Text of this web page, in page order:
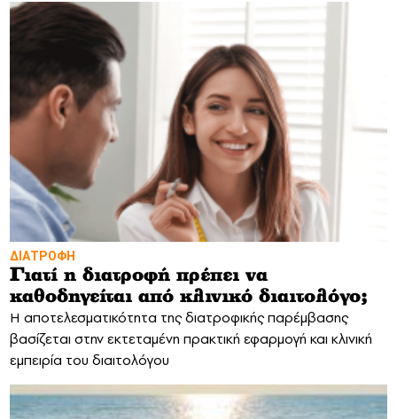
ΔΙΑΤΡΟΦΗ
Γιατί η διατροφή πρέπει να
καθοδηγείται από κλινικό διαιτολόγο;
Η αποτελεσματικότητα της διατροφικής παρέμβασης
βασίζεται στην εκτεταμένη πρακτική εφαρμογή και κλινική
εμπειρία του διαιτολόγου